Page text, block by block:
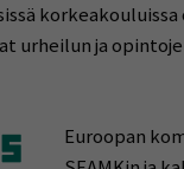
korkeakouluissa
urheilun ja
Euroopan